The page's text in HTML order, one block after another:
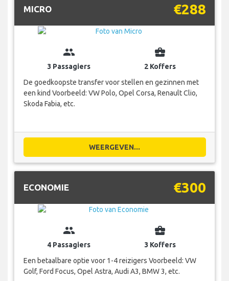
MICRO €288
group
3 Passagiers
business_center
2 Koffers
De goedkoopste transfer voor stellen en gezinnen met
een kind Voorbeeld: VW Polo, Opel Corsa, Renault Clio,
Skoda Fabia, etc.
WEERGEVEN...
ECONOMIE €300
group
4 Passagiers
business_center
3 Koffers
Een betaalbare optie voor 1-4 reizigers Voorbeeld: VW
Golf, Ford Focus, Opel Astra, Audi A3, BMW 3, etc.